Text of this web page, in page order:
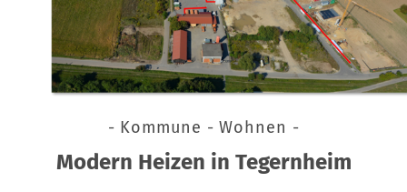
- Kommune - Wohnen -
Modern Heizen in Tegernheim